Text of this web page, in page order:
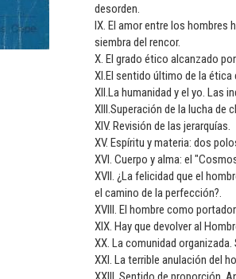
desorden.
IX. El amor entre los hombres
siembra del rencor.
X. El grado ético alcanzado
XI.El sentido último de la
XII.La humanidad y el yo. Las
XIII.Superación de la lucha de
XIV. Revisión de las jerarquías.
XV. Espíritu y materia: dos
XVI. Cuerpo y alma: el
XVII. ¿La felicidad que el
el camino de la perfección?.
XVIII. El hombre como
XIX. Hay que devolver al
XX. La comunidad organizada.
XXI. La terrible anulación del